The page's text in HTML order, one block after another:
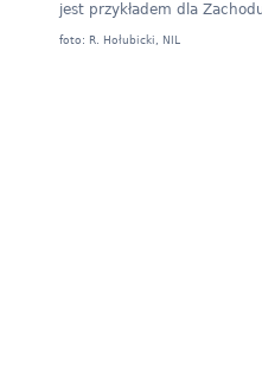
jest przykładem dla
foto: R. Hołubicki, NIL